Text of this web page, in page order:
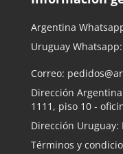
Argentina
Uruguay Whatsapp:
Correo:
Dirección
1111, piso 10 -
Dirección Uruguay:
Términos y